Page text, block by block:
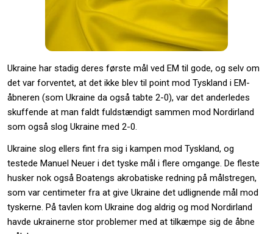
Ukraine har stadig deres første mål ved EM til gode, og selv om
det var forventet, at det ikke blev til point mod Tyskland i EM-
åbneren (som Ukraine da også tabte 2-0), var det anderledes
skuffende at man faldt fuldstændigt sammen mod Nordirland
som også slog Ukraine med 2-0.
Ukraine slog ellers fint fra sig i kampen mod Tyskland, og
testede Manuel Neuer i det tyske mål i flere omgange. De fleste
husker nok også Boatengs akrobatiske redning på målstregen,
som var centimeter fra at give Ukraine det udlignende mål mod
tyskerne. På tavlen kom Ukraine dog aldrig og mod Nordirland
havde ukrainerne stor problemer med at tilkæmpe sig de åbne